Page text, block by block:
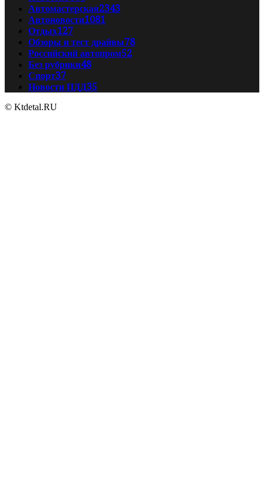
Автомастерская2343
Автоновости1081
Отдых127
Обзоры и тест драйвы78
Российский автопром52
Без рубрики48
Спорт37
Новости ПДД35
© Ktdetal.RU